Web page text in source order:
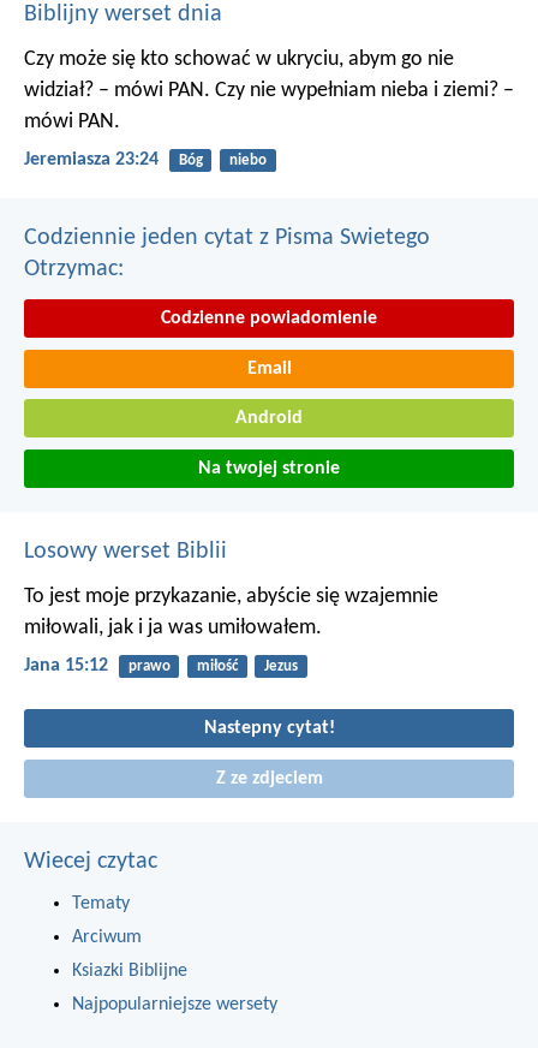
Biblijny werset dnia
Czy może się kto schować w ukryciu, abym go nie
widział? – mówi PAN. Czy nie wypełniam nieba i ziemi? –
mówi PAN.
Jeremiasza 23:24 Bóg niebo
Codziennie jeden cytat z Pisma Swietego
Otrzymac:
Codzienne powiadomienie
Email
Android
Na twojej stronie
Losowy werset Biblii
To jest moje przykazanie, abyście się wzajemnie
miłowali, jak i ja was umiłowałem.
Jana 15:12 prawo miłość Jezus
Nastepny cytat!
Z ze zdjeciem
Wiecej czytac
Tematy
Arciwum
Ksiazki Biblijne
Najpopularniejsze wersety